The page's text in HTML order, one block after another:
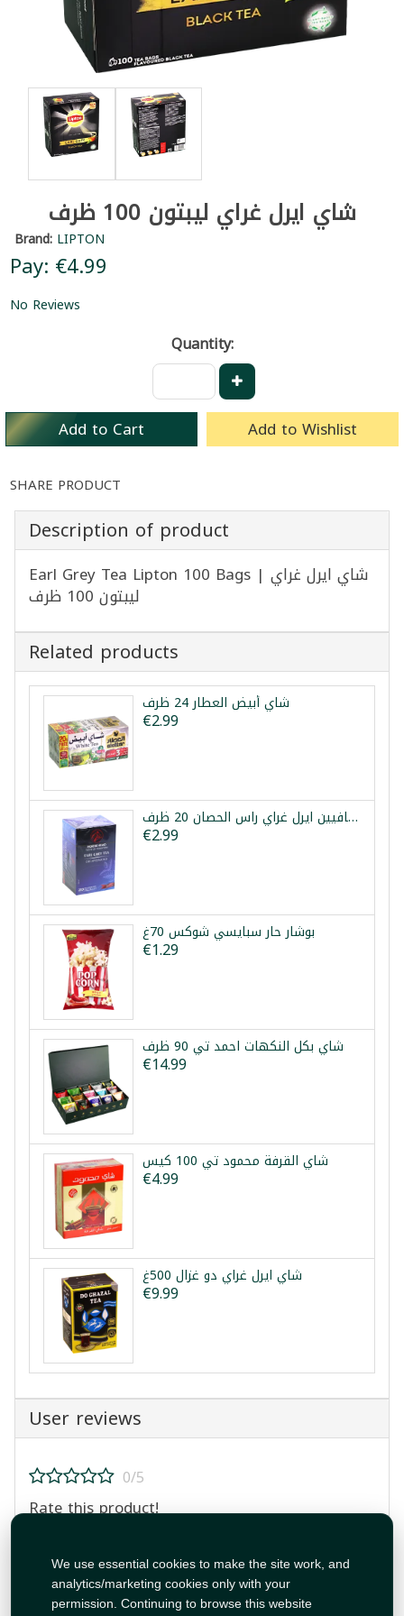
We use essential cookies to make the site work, and
analytics/marketing cookies only with your
permission. Continuing to browse this website
شاي ايرل غراي ليبتون 100 ظرف
Brand: LIPTON
Pay: €4.99
No Reviews
Quantity:
Add to Cart Add to Wishlist
SHARE PRODUCT
Description of product
Earl Grey Tea Lipton 100 Bags | شاي ايرل غراي
ليبتون 100 ظرف
Related products
شاي أبيض العطار 24 ظرف
€2.99
شاي بدون كافيين ايرل غراي راس الحصان 20 ظرف
€2.99
بوشار حار سبايسي شوكس 70غ
€1.29
شاي بكل النكهات احمد تي 90 ظرف
€14.99
شاي القرفة محمود تي 100 كيس
€4.99
شاي ايرل غراي دو غزال 500غ
€9.99
User reviews
0/5
Rate this product!